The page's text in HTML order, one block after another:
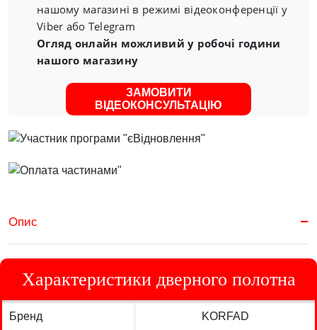
нашому магазині в режимі відеоконференції у
Viber або Telegram
Огляд онлайн можливий у робочі години
нашого магазину
ЗАМОВИТИ
ВІДЕОКОНСУЛЬТАЦІЮ
Опис
Характеристики дверного полотна
Бренд KORFAD